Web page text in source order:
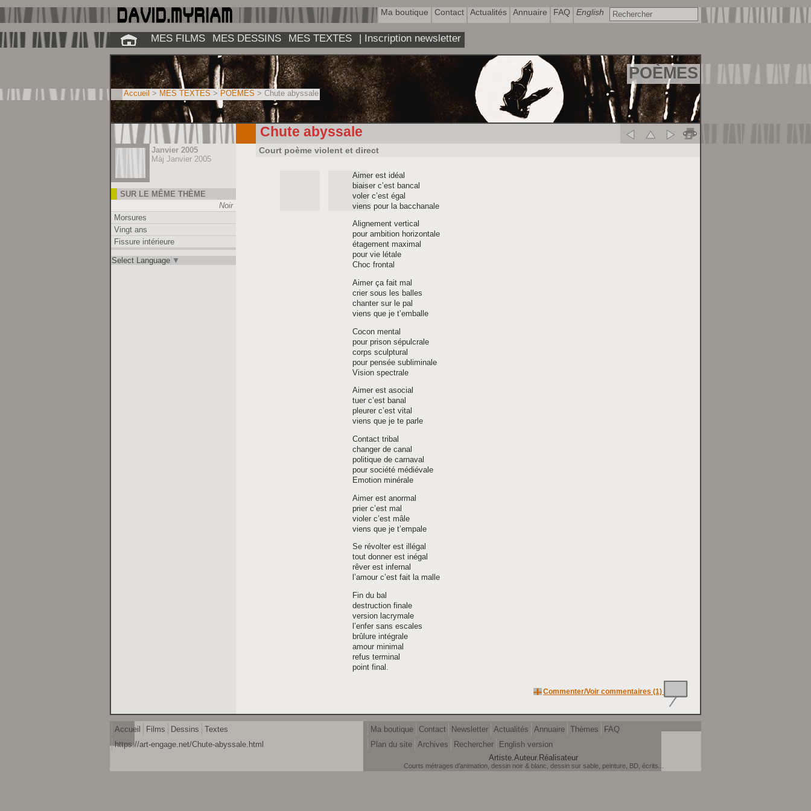
Janvier 2005
Màj Janvier 2005
SUR LE MÊME THÈME
Noir
Morsures
Vingt ans
Fissure intérieure
Select Language ▼
Chute abyssale
Court poème violent et direct
Aimer est idéal
biaiser c’est bancal
voler c’est égal
viens pour la bacchanale
Alignement vertical
pour ambition horizontale
étagement maximal
pour vie létale
Choc frontal
Aimer ça fait mal
crier sous les balles
chanter sur le pal
viens que je t’emballe
Cocon mental
pour prison sépulcrale
corps sculptural
pour pensée subliminale
Vision spectrale
Aimer est asocial
tuer c’est banal
pleurer c’est vital
viens que je te parle
Contact tribal
changer de canal
politique de carnaval
pour société médiévale
Emotion minérale
Aimer est anormal
prier c’est mal
violer c’est mâle
viens que je t’empale
Se révolter est illégal
tout donner est inégal
rêver est infernal
l’amour c’est fait la malle
Fin du bal
destruction finale
version lacrymale
l’enfer sans escales
brûlure intégrale
amour minimal
refus terminal
point final.
Commenter/Voir commentaires (1)
POÈMES
Accueil > MES TEXTES > POÈMES > Chute abyssale
Accueil Films Dessins
Textes
https://art-engage.net/Chute-abyssale.html
Ma boutique Contact Newsletter Actualités Annuaire Thèmes
FAQ
Plan du site Archives Rechercher
English version
Artiste.Auteur.Réalisateur
Courts métrages d'animation, dessin noir & blanc, dessin sur sable, peinture, BD, écrits...
Ma boutique Contact Actualités Annuaire FAQ English
MES FILMS MES DESSINS MES TEXTES | Inscription newsletter